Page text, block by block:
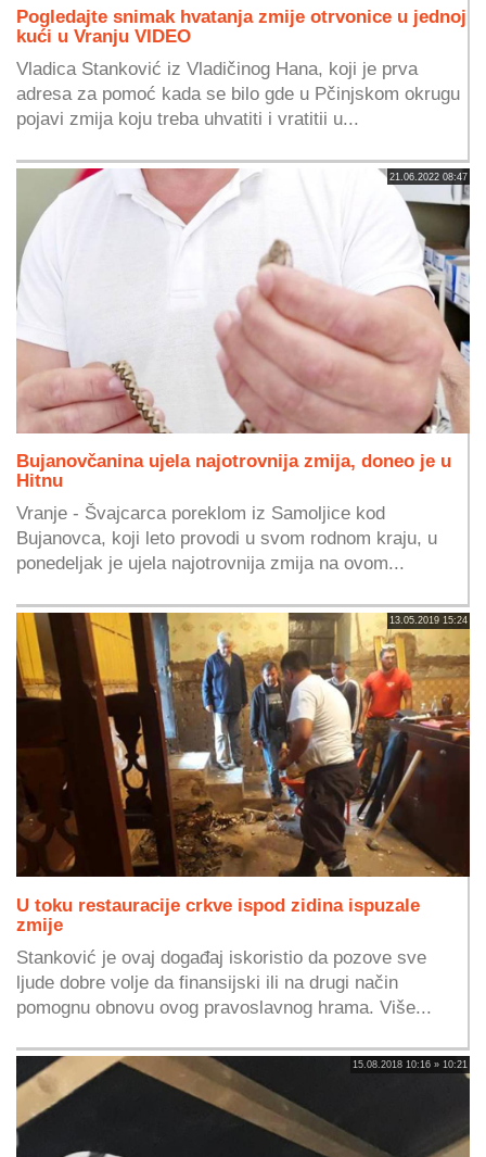
Pogledajte snimak hvatanja zmije otrvonice u jednoj
kući u Vranju VIDEO
Vladica Stanković iz Vladičinog Hana, koji je prva
adresa za pomoć kada se bilo gde u Pčinjskom okrugu
pojavi zmija koju treba uhvatiti i vratitii u...
21.06.2022 08:47
Bujanovčanina ujela najotrovnija zmija, doneo je u
Hitnu
Vranje - Švajcarca poreklom iz Samoljice kod
Bujanovca, koji leto provodi u svom rodnom kraju, u
ponedeljak je ujela najotrovnija zmija na ovom...
13.05.2019 15:24
U toku restauracije crkve ispod zidina ispuzale
zmije
Stanković je ovaj događaj iskoristio da pozove sve
ljude dobre volje da finansijski ili na drugi način
pomognu obnovu ovog pravoslavnog hrama. Više...
15.08.2018 10:16 » 10:21